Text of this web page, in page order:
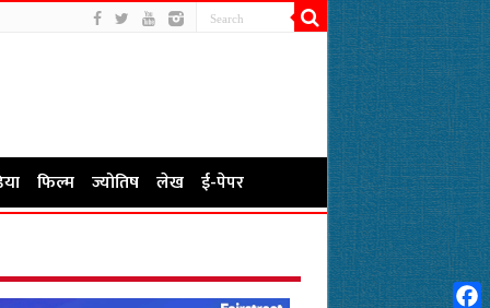
फिल्म ज्योतिष लेख ई-पेपर